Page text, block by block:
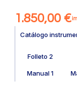
1.850,00 €
Catálogo
Folleto 2
Manual 1